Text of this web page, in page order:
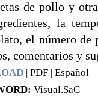
de pollo y
la
el número de
comentarios y
| PDF | Español
Visual.SaC